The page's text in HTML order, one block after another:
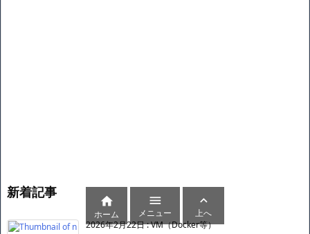
新着記事
2026年2月22日:VM（Docker等）

ホーム

メニュー

上へ